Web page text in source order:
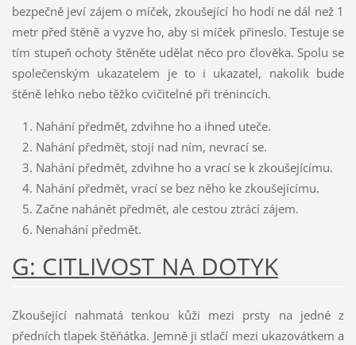
bezpečně jeví zájem o míček, zkoušející ho hodí ne dál než 1
metr před štěně a vyzve ho, aby si míček přineslo. Testuje se
tím stupeň ochoty štěněte udělat něco pro člověka. Spolu se
společenským ukazatelem je to i ukazatel, nakolik bude
štěně lehko nebo těžko cvičitelné při trénincích.
Nahání předmět, zdvihne ho a ihned uteče.
Nahání předmět, stojí nad ním, nevrací se.
Nahání předmět, zdvihne ho a vrací se k zkoušejícímu.
Nahání předmět, vrací se bez něho ke zkoušejícímu.
Začne nahánět předmět, ale cestou ztrácí zájem.
Nenahání předmět.
G: CITLIVOST NA DOTYK
Zkoušející nahmatá tenkou kůži mezi prsty na jedné z
předních tlapek štěňátka. Jemně ji stlačí mezi ukazovátkem a